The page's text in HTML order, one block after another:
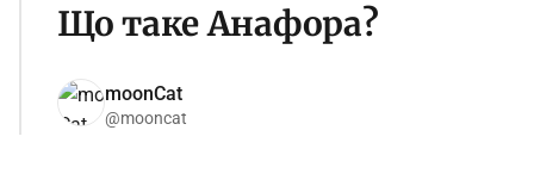
Що таке Анафора?
moonCat
@mooncat